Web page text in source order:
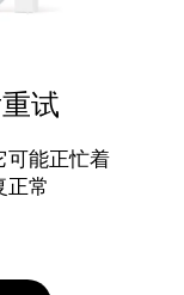
试
可能正忙着
正常